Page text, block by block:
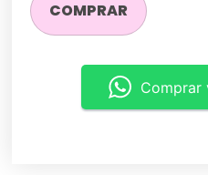
COMPRAR
Comprar